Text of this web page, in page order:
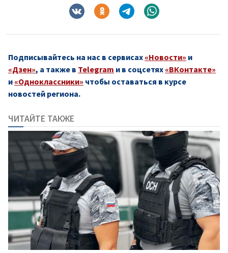
Подписывайтесь на нас в сервисах «Новости» и
«Дзен», а также в Telegram и в соцсетях «ВКонтакте»
и «Одноклассники» чтобы оставаться в курсе
новостей региона.
ЧИТАЙТЕ ТАКЖЕ